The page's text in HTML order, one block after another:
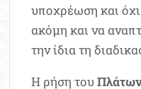
υποχρέωση και
ακόμη και να
την ίδια τη
Η ρήση του